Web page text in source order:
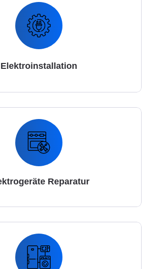
Elektroinstallation
Reparatur